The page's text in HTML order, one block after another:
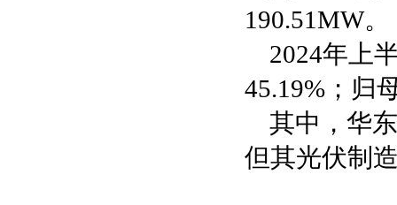
190.51MW。
2024年上
45.19%；归
其中，华
但其光伏制